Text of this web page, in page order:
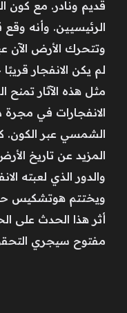
قديم ونادر. مع كون
وتتحرك الأرض الآن
لم يكن الانفجار
مثل هذه الآثار تمنح
الانفجارات في مجرة
الشمسي عبر الكون.
المزيد عن تاريخ
والدور الذي لعبته
ويختتم هوتشكيس
أثر هذا الحدث على
مفتوح سيجري